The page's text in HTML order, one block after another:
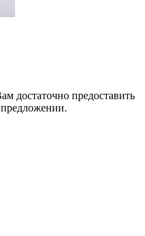
достаточно предоставить